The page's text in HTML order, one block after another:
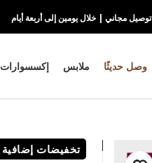
توصيل مجاني | خلال يومين إلى أربعة أيام
وصل حديثًا ملابس إكسسوارات
تخفيضات إضافية